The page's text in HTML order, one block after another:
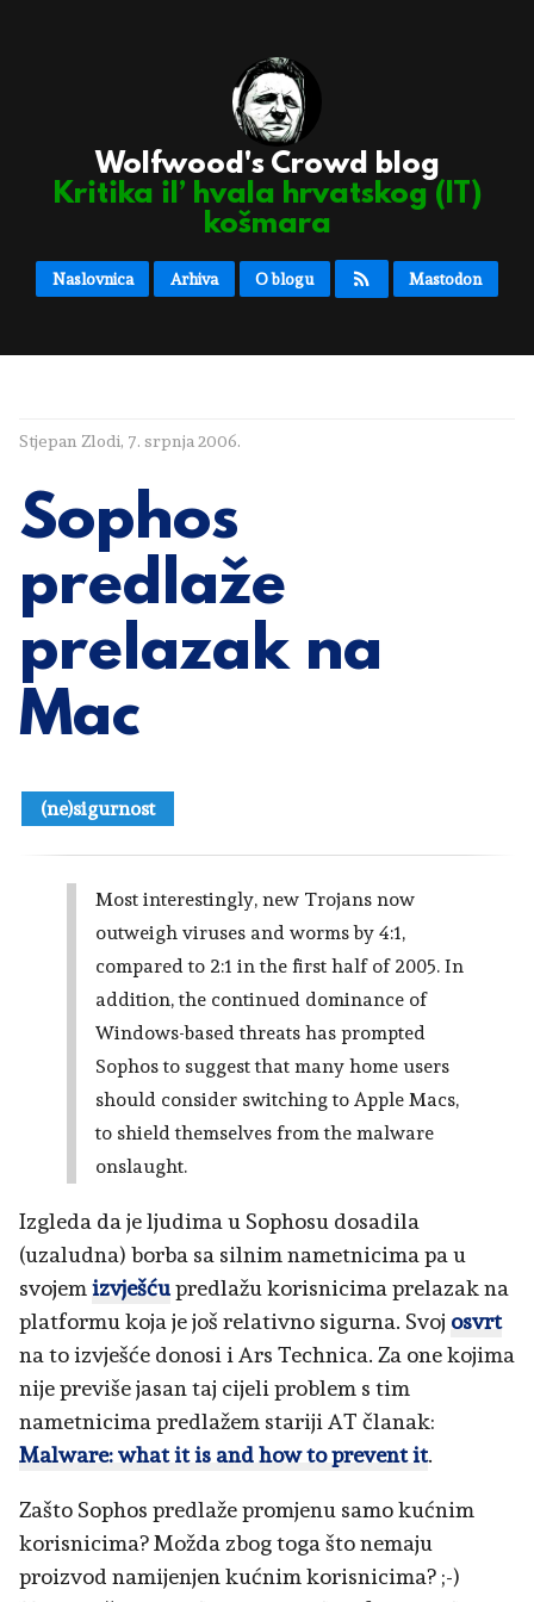
Wolfwood's Crowd blog
Kritika il’ hvala hrvatskog (IT)
košmara
Naslovnica Arhiva O blogu Mastodon
Stjepan Zlodi, 7. srpnja 2006.
Sophos
predlaže
prelazak na
Mac
(ne)sigurnost
Most interestingly, new Trojans now
outweigh viruses and worms by 4:1,
compared to 2:1 in the first half of 2005. In
addition, the continued dominance of
Windows-based threats has prompted
Sophos to suggest that many home users
should consider switching to Apple Macs,
to shield themselves from the malware
onslaught.
Izgleda da je ljudima u Sophosu dosadila
(uzaludna) borba sa silnim nametnicima pa u
svojem izvješćupredlažu korisnicima prelazak na
platformu koja je još relativno sigurna. Svoj osvrt
na to izvješće donosi i Ars Technica. Za one kojima
nije previše jasan taj cijeli problem s tim
nametnicima predlažem stariji AT članak:
Malware: what it is and how to prevent it.
Zašto Sophos predlaže promjenu samo kućnim
korisnicima? Možda zbog toga što nemaju
proizvod namijenjen kućnim korisnicima? ;-)